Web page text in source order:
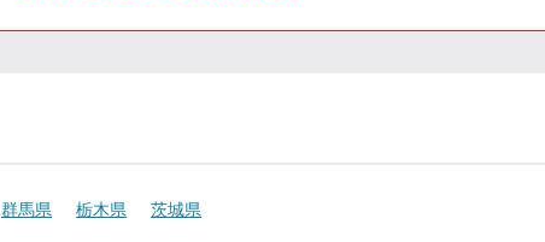
群馬県 栃木県 茨城県